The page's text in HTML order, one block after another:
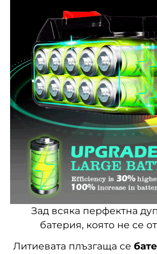
Зад всяка перфектна
батерия, която не се
Литиевата плъзгаща се